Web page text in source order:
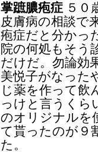
掌蹠膿疱症 ５
皮膚病の相談で
疱症だと分かっ
院の何処もそう
だけだ。勿論効
美悦子がなった
じ薬を作って飲
っけと言うくら
のオリジナルを
て貰ったのが９
た。